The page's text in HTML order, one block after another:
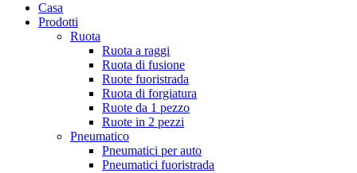
Casa
Prodotti
Ruota
Ruota a raggi
Ruota di fusione
Ruote fuoristrada
Ruota di forgiatura
Ruote da 1 pezzo
Ruote in 2 pezzi
Pneumatico
Pneumatici per auto
Pneumatici fuoristrada